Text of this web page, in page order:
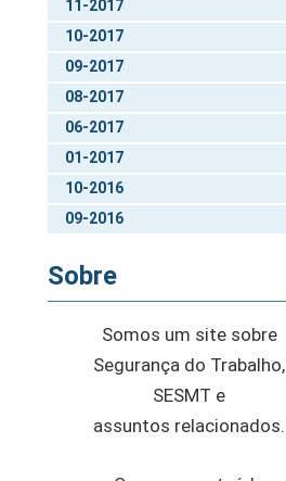
11-2017
10-2017
09-2017
08-2017
06-2017
01-2017
10-2016
09-2016
Sobre
Somos um site sobre
Segurança do Trabalho,
SESMT e
assuntos relacionados.